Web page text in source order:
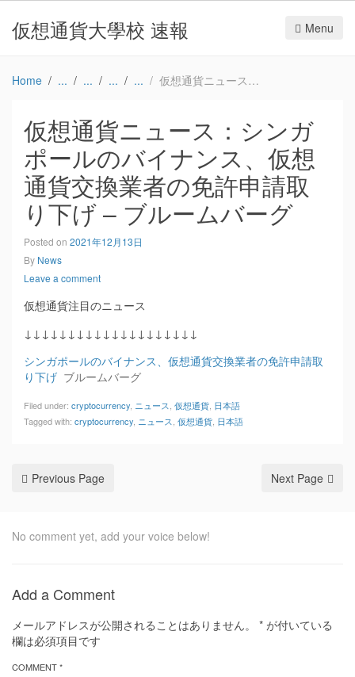
仮想通貨大學校 速報 Menu
Home 仮想通貨ニュース：シンガポールのバイナンス、仮想通貨交換業者の免許申請取り下げ – ブルームバーグ
仮想通貨ニュース：シンガ
ポールのバイナンス、仮想
通貨交換業者の免許申請取
り下げ – ブルームバーグ
Posted on 2021年12月13日
By News
Leave a comment
仮想通貨注目のニュース
↓↓↓↓↓↓↓↓↓↓↓↓↓↓↓↓↓↓↓↓
シンガポールのバイナンス、仮想通貨交換業者の免許申請取
り下げ ブルームバーグ
Filed under: cryptocurrency ニュース 仮想通貨 日本語
Tagged with: cryptocurrency ニュース 仮想通貨 日本語
Previous Page Next Page
No comment yet, add your voice below!
Add a Comment
メールアドレスが公開されることはありません。 * が付いている
欄は必須項目です
COMMENT *